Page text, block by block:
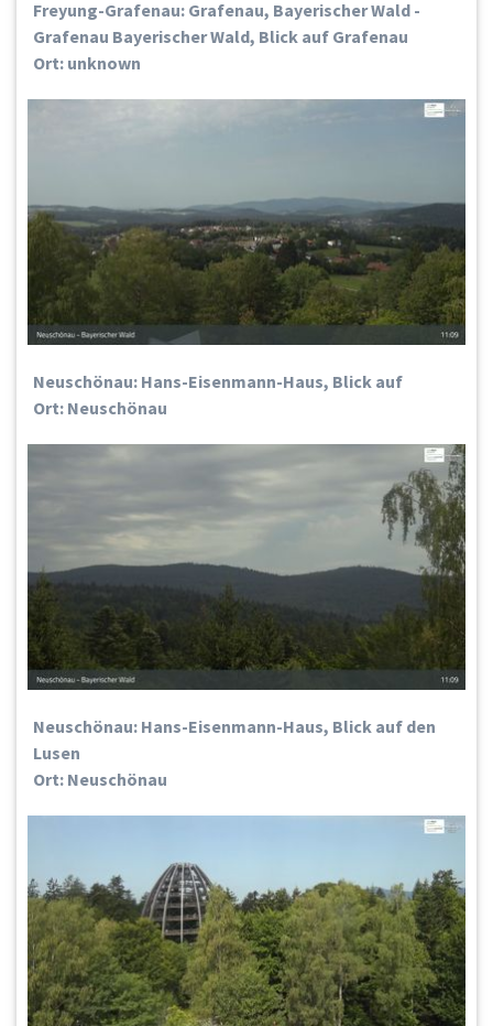
Freyung-Grafenau: Grafenau, Bayerischer Wald -
Grafenau Bayerischer Wald, Blick auf Grafenau
Ort: unknown
Neuschönau: Hans-Eisenmann-Haus, Blick auf
Ort: Neuschönau
Neuschönau: Hans-Eisenmann-Haus, Blick auf den
Lusen
Ort: Neuschönau